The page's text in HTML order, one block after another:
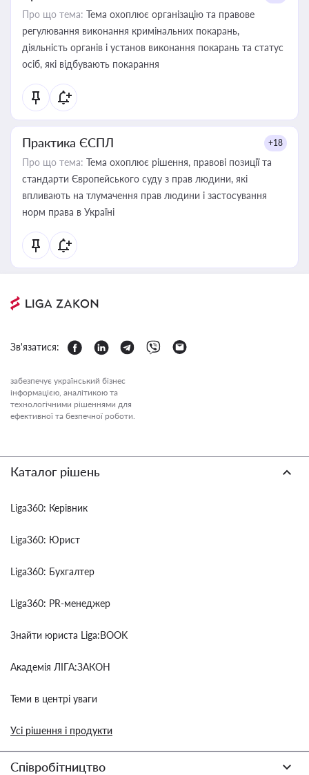
Про що тема: Тема охоплює організацію та правове
регулювання виконання кримінальних покарань,
діяльність органів і установ виконання покарань та статус
осіб, які відбувають покарання
Практика ЄСПЛ +18
Про що тема: Тема охоплює рішення, правові позиції та
стандарти Європейського суду з прав людини, які
впливають на тлумачення прав людини і застосування
норм права в Україні
Зв'язатися:
забезпечує український бізнес
інформацією, аналітикою та
технологічними рішеннями для
ефективної та безпечної роботи.
Каталог рішень
Liga360: Керівник
Liga360: Юрист
Liga360: Бухгалтер
Liga360: PR-менеджер
Знайти юриста Liga:BOOK
Академія ЛІГА:ЗАКОН
Теми в центрі уваги
Усі рішення і продукти
Співробітництво